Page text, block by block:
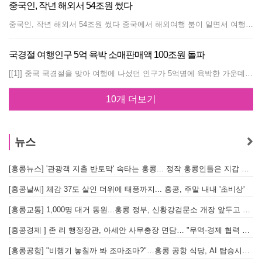
중국인, 작년 해외서 54조원 썼다
중국인, 작년 해외서 54조원 썼다 중국에서 해외여행 붐이 일면서 여행객 증가뿐 아니라 씀씀이도 커지고 있다. 중국관광연구원(중국여유연구원)은 최근 발표한 '2010∼2011년 중국여행경제 청서'를 통해 지난해 중국 본토에서 해외로 떠난 여행객이 5400만명으로 전년에 비해 15퍼센트 늘었다고 밝혔다고 관영 영자지 차이나데일리가 11일 보도했다. 또한 해외 지출액도 14퍼센트 증가한 미화480억달러(54조원)에 달했다. 전체 관광객 가운데 90퍼센트가량이 개인 여행객이다. 현재 중국 정부는 공공자금을 쓰는 사업·업무상 여행을 엄격하게 관리하고 있다. 다이빈(戴斌) 중국관광연구원 원장은 "중국 중산층의 부상과 교통시설 확충, 여행규제 완화 등에 힘입어 국내여행뿐 아니라 해외여행 붐이 일고 있다"며 "해외여행객이 느는 데다 씀씀이도 커지면서 지난해 여행수지는 적자를 기록했다"고 말했다. 청서는 올해도 해외여행객이 5700만명으로 300만명 더 늘어나고 지출액도 14.6퍼센트 증가한 미화 550억달러에 이를 것으로 내다봤다. 차이나데일리는 또한 해외여행업체의 수와이익도 지난해 두 배 이상 불어났으며, 최근 최대 명절인 춘제(음력 1월1일) 연휴를 앞두고 해외여행 상품이 불티나게 팔리고 있다고 전했다. 이 신문은 중국의 새로운 부가 국경을 넘어 세계로 나아가고 있다며 중국 부자들이 주요 관광지의 성장과 고용에 기여하고 있다고 덧붙였다. 홍콩 중국을 알려주는 주간소식지 홍콩수요저널 ******
국경절 여행인구 5억 육박 소매판매액 100조원 돌파
[[1]] 중국 국경절을 맞아 여행에 나섰던 인구가 5억명에 육박한 가운데 소매판매액이 100조원을 넘어선 것으로 나타났다. 중국교통부는 국경절이 시작된 1일부터 7일까지 4억7400만명이 도로로 여행해 작년 국경절 때보다 10.9% 증가했다고 8일 밝혔다. 하루평균여행객도 6771만명으로 사상최고치를 경신했다. 이 기간 여객선 등을 이용한 해상 여행객도 866만명에 달했다. 교통부는 국경절 기간 여행객들이 주로 친지를 방문하거나 관광을 즐겼다고 덧붙였다. 중국여행협회에 따르면 전국 119개 유원지의 입장객은 2236만명으로 작년 동기보다 15.91% 증가했으며, 이로 인한 여행수입은 11억3709만위안(1956억원)으로 26.71% 급증했다. 중국상무부도 이날 국경절 연휴기간 전국의 음식료 등을 포함한 소매판매액이 5925억위안(101조9000억원)으로 작년 동기보다 18.7% 증가했다고 밝혔다. 지역별로는 허난(河南), 샨시(峽西), 쓰촨(四川), 헤이룽장(黑龍江), 광둥(廣東), 산시(山西), 산하이(山海), 충칭(重慶) 등 12곳의 소매판매액 증가율이 모두 20%를 넘었다. 품목별로는 가전과 귀금속, 추동복, 자동차, 가구 등의 판매가 두드러지며 소비가 고급화 경향을 보였다. 특히 정부의 보조금 정책에 힘입어 에너지절약형 가전과 대형 평판TV, 지능형 세탁기, 저탄소 가전 등이 인기를 끌었다.
10개 더보기
뉴스
[홍콩뉴스] '관광객 지출 반토막' 속타는 홍콩... 정작 홍콩인들은 지갑 들고 해외로?
[홍콩날씨] 체감 37도 살인 더위에 태풍까지... 홍콩, 주말 내내 '초비상'
[홍콩교통] 1,000명 대거 동원...홍콩 정부, 신황강검문소 개장 앞두고 실전 훈련 돌입
[홍콩경제 ] 존 리 행정장관, 아세안 사무총장 면담… "무역·경제 협력 한층 강화한다"
[홍콩공항] "비행기 놓칠까 봐 조마조마?"…홍콩 공항 식당, AI 탑승시간 계산해 메뉴 추천해 준다